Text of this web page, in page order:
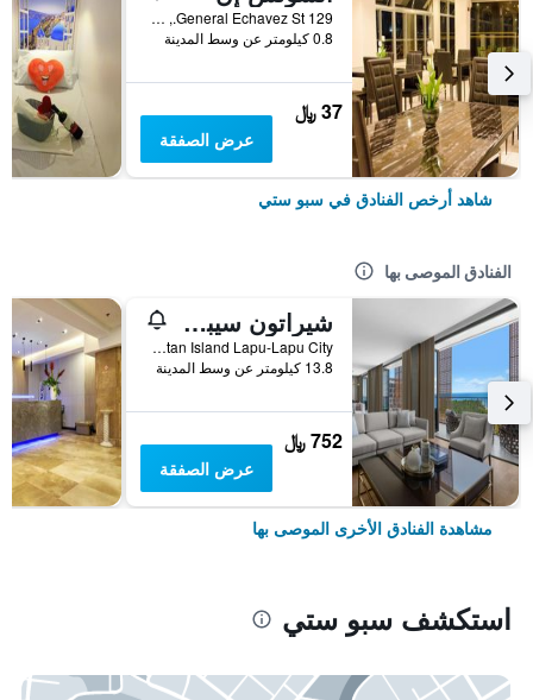
129 General Echavez St., سبو ستي, الفلبين
0.8 كيلومتر عن وسط المدينة
37 ﷼
عرض الصفقة
شاهد أرخص الفنادق في سبو ستي
الفنادق الموصى بها
شيراتون سيبو ماكتان ريزورت
Punta Engaño Road, Mactan Island Lapu-Lapu City, سبو ستي, الفلبين
13.8 كيلومتر عن وسط المدينة
752 ﷼
عرض الصفقة
مشاهدة الفنادق الأخرى الموصى بها
استكشف سبو ستي